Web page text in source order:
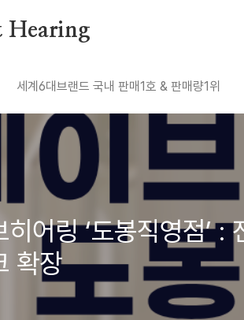
Hearing
세계6대브랜드 국내 판매1호 & 판매량1위
어링 ‘도봉직영점’
확장